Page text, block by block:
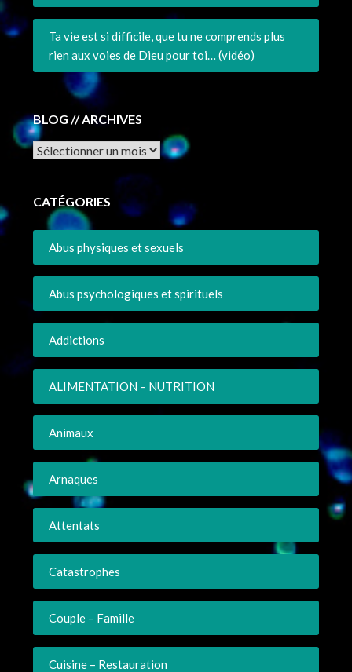
Ta vie est si difficile, que tu ne comprends plus
rien aux voies de Dieu pour toi… (vidéo)
BLOG // ARCHIVES
Archives
CATÉGORIES
Abus physiques et sexuels
Abus psychologiques et spirituels
Addictions
ALIMENTATION – NUTRITION
Animaux
Arnaques
Attentats
Catastrophes
Couple – Famille
Cuisine – Restauration